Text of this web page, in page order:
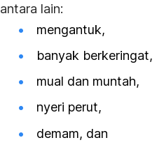
antara lain:
mengantuk,
banyak berkeringat,
mual dan muntah,
nyeri perut,
demam, dan